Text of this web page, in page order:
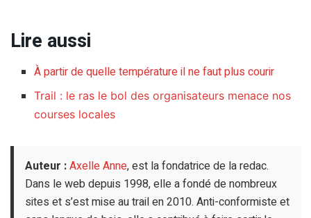
Lire aussi
À partir de quelle température il ne faut plus courir
Trail : le ras le bol des organisateurs menace nos
courses locales
Auteur :Axelle Anne, est la fondatrice de la redac.
Dans le web depuis 1998, elle a fondé de nombreux
sites et s’est mise au trail en 2010. Anti-conformiste et